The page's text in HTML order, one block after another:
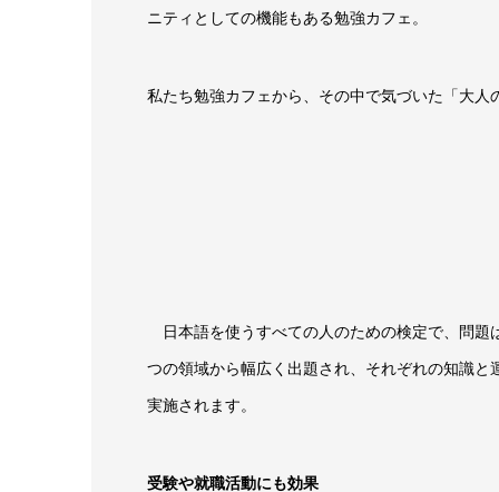
ニティとしての機能もある勉強カフェ。
私たち勉強カフェから、その中で気づいた「大
日本語を使うすべての人のための検定で、問題
つの領域から幅広く出題され、それぞれの知識
実施されます。
受験や就職活動にも効果